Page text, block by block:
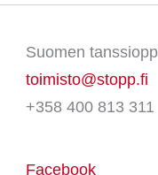
Suomen
toimisto@stopp.fi
+358 400 813 311
Facebook